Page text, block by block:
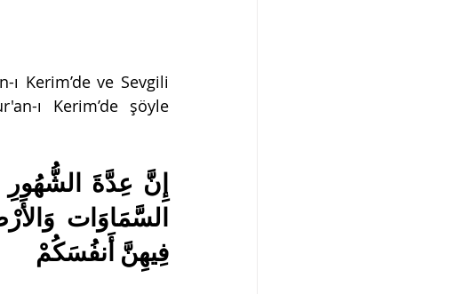
Kerim’de ve Sevgili
ı Kerim’de şöyle
فِيهِنَّ أَنفُسَكُمْ